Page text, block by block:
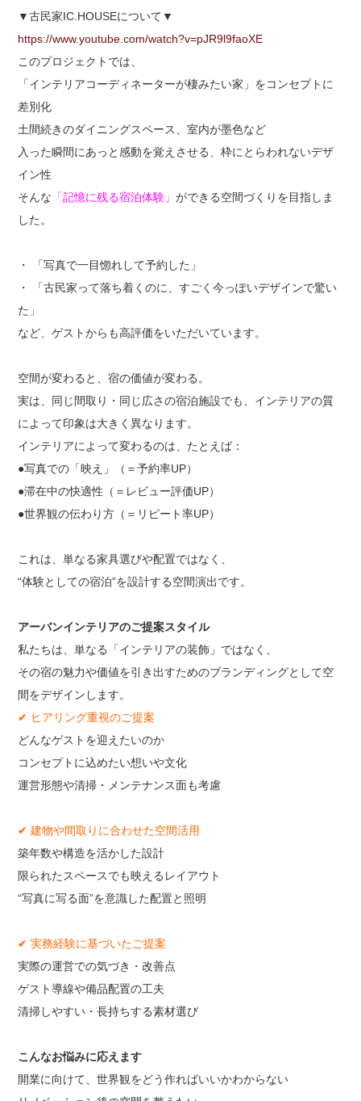
▼古民家IC.HOUSEについて▼
https://www.youtube.com/watch?v=pJR9l9faoXE
このプロジェクトでは、
「インテリアコーディネーターが棲みたい家」をコンセプトに
差別化
土間続きのダイニングスペース、室内が墨色など
入った瞬間にあっと感動を覚えさせる、枠にとらわれないデザ
イン性
そんな 「記憶に残る宿泊体験」ができる空間づくりを目指しま
した。
・ 「写真で一目惚れして予約した」
・ 「古民家って落ち着くのに、すごく今っぽいデザインで驚い
た」
など、ゲストからも高評価をいただいています。
空間が変わると、宿の価値が変わる。
実は、同じ間取り・同じ広さの宿泊施設でも、インテリアの質
によって印象は大きく異なります。
インテリアによって変わるのは、たとえば：
●写真での「映え」（＝予約率UP）
●滞在中の快適性（＝レビュー評価UP）
●世界観の伝わり方（＝リピート率UP）
これは、単なる家具選びや配置ではなく、
“体験としての宿泊”を設計する空間演出です。
アーバンインテリアのご提案スタイル
私たちは、単なる「インテリアの装飾」ではなく、
その宿の魅力や価値を引き出すためのブランディングとして空
間をデザインします。
✔ ヒアリング重視のご提案
どんなゲストを迎えたいのか
コンセプトに込めたい想いや文化
運営形態や清掃・メンテナンス面も考慮
✔ 建物や間取りに合わせた空間活用
築年数や構造を活かした設計
限られたスペースでも映えるレイアウト
“写真に写る面”を意識した配置と照明
✔ 実務経験に基づいたご提案
実際の運営での気づき・改善点
ゲスト導線や備品配置の工夫
清掃しやすい・長持ちする素材選び
こんなお悩みに応えます
開業に向けて、世界観をどう作ればいいかわからない